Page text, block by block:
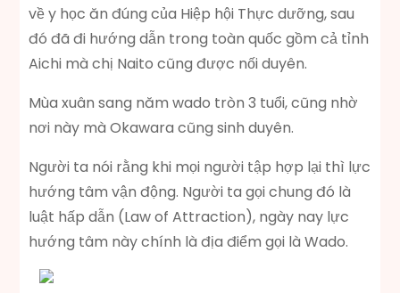
về y học ăn đúng của Hiệp hội Thực dưỡng, sau
đó đã đi hướng dẫn trong toàn quốc gồm cả tỉnh
Aichi mà chị Naito cũng được nối duyên.
Mùa xuân sang năm wado tròn 3 tuổi, cũng nhờ
nơi này mà Okawara cũng sinh duyên.
Người ta nói rằng khi mọi người tập hợp lại thì lực
hướng tâm vận động. Người ta gọi chung đó là
luật hấp dẫn (Law of Attraction), ngày nay lực
hướng tâm này chính là địa điểm gọi là Wado.